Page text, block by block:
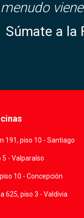
Súmate a la
191, piso 10 - Santiago
5 - Valparaíso
10 - Concepción
625, piso 3 - Valdivia